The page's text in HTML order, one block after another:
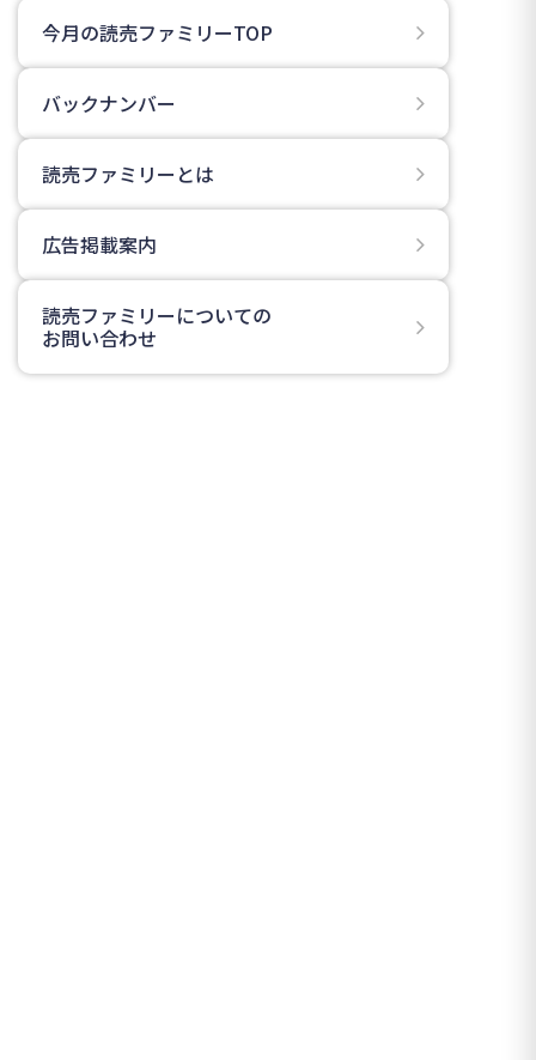
今月の読売ファミリーTOP
バックナンバー
読売ファミリーとは
広告掲載案内
読売ファミリーについての
お問い合わせ